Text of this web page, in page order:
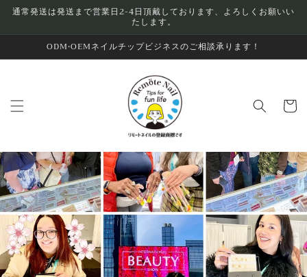
Skip to
通常発送は発送まで営業日2-4日頂戴しております、よろしくお願いい
たします。
ODM•OEMネイルチップビジネスのご相談承ります！
Cart